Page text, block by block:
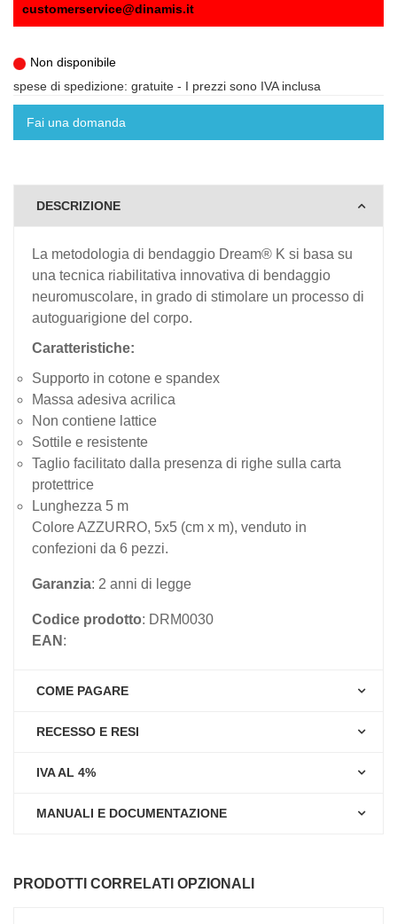
customerservice@dinamis.it
Non disponibile
spese di spedizione: gratuite - I prezzi sono IVA inclusa
Fai una domanda
DESCRIZIONE
La metodologia di bendaggio Dream® K si basa su
una tecnica riabilitativa innovativa di bendaggio
neuromuscolare, in grado di stimolare un processo di
autoguarigione del corpo.
Caratteristiche:
Supporto in cotone e spandex
Massa adesiva acrilica
Non contiene lattice
Sottile e resistente
Taglio facilitato dalla presenza di righe sulla carta
protettrice
Lunghezza 5 m
Colore AZZURRO, 5x5 (cm x m), venduto in
confezioni da 6 pezzi.
Garanzia: 2 anni di legge
Codice prodotto: DRM0030
EAN :
COME PAGARE
RECESSO E RESI
IVA AL 4%
MANUALI E DOCUMENTAZIONE
PRODOTTI CORRELATI OPZIONALI